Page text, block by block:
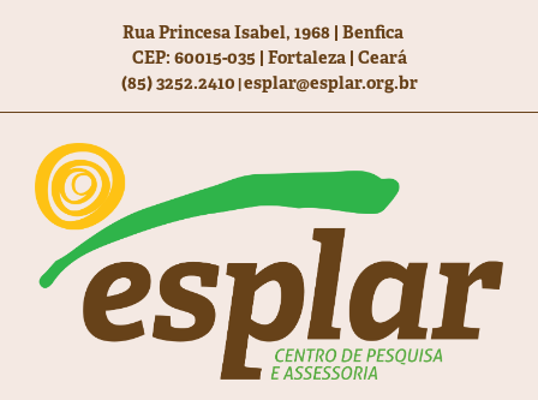
Rua Princesa Isabel, 1968 | Benfica
CEP: 60015-035 | Fortaleza | Ceará
(85) 3252.2410 esplar@esplar.org.br